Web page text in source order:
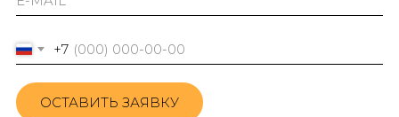
+7
ОСТАВИТЬ ЗАЯВКУ